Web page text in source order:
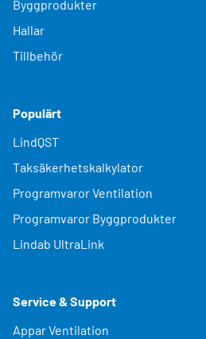
Byggprodukter
Hallar
Tillbehör
Populärt
LindQST
Taksäkerhetskalkylator
Programvaror Ventilation
Programvaror Byggprodukter
Lindab UltraLink
Service & Support
Appar Ventilation